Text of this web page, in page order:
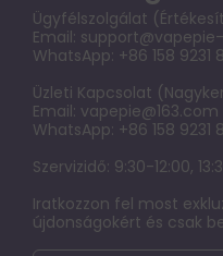
VAPEPIE Mega 70000
VAPEPIE x TK Ultra
Exkluziv Limitalt Zona
Szállítási szabályzat
GYIK
KAPCSOLATFELVÉTEL
Fontos közlemény:
Terms of service
ADATVÉDELMI
VAPEPIE-HU SHOP
Ügyfélszolgálat
Email:
WhatsApp: +86 158 9231
Üzleti Kapcsolat
Email: vapepie@163.com
WhatsApp: +86 158 9231
Szervizidő: 9:30-12:00,
Iratkozzon fel most
újdonságokért és csak